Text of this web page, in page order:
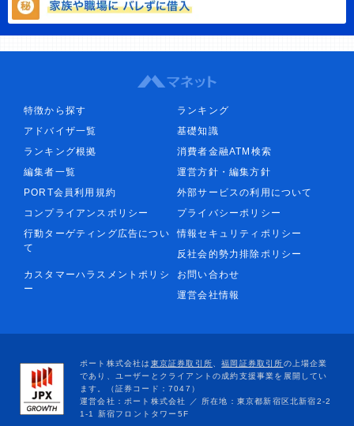
特徴から探す
ランキング
アドバイザ一覧
基礎知識
ランキング根拠
消費者金融ATM検索
編集者一覧
運営方針・編集方針
PORT会員利用規約
外部サービスの利用について
コンプライアンスポリシー
プライバシーポリシー
行動ターゲティング広告につい
て
情報セキュリティポリシー
反社会的勢力排除ポリシー
カスタマーハラスメントポリシ
ー
お問い合わせ
運営会社情報